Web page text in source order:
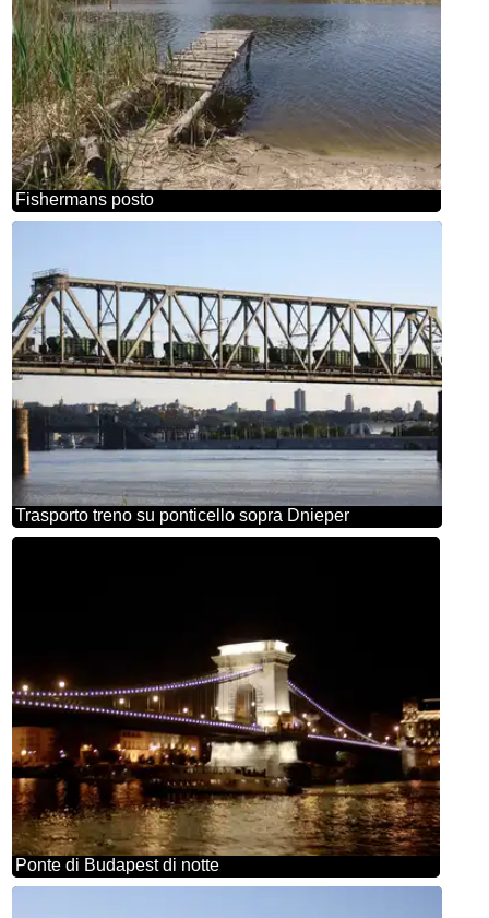
Fishermans posto
Trasporto treno su ponticello sopra Dnieper
Ponte di Budapest di notte